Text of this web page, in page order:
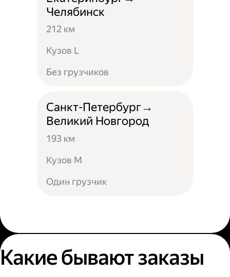
Челябинск
212 км
Кузов L
Без грузчиков
Санкт-Петербург→
Великий Новгород
193 км
Кузов М
Один грузчик
Какие бывают заказы